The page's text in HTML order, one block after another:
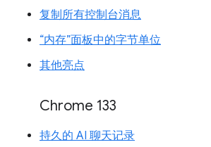
复制所有控制台消息
“内存”面板中的字节单位
其他亮点
Chrome 133
持久的 AI 聊天记录